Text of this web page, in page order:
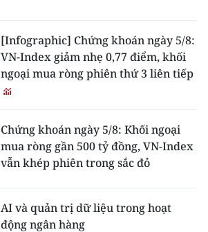
[Infographic] Chứng khoán ngày 5/8:
VN-Index giảm nhẹ 0,77 điểm, khối
ngoại mua ròng phiên thứ 3 liên tiếp
Chứng khoán ngày 5/8: Khối ngoại
mua ròng gần 500 tỷ đồng, VN-Index
vẫn khép phiên trong sắc đỏ
AI và quản trị dữ liệu trong hoạt
động ngân hàng